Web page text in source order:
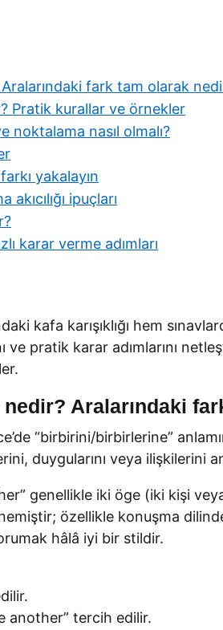
fark tam olarak
Pratik kurallar ve örnekler
noktalama nasıl olmalı?
yakalayın
ipuçları
karar verme adımları
kafa karışıklığı hem
ve pratik karar adımlarını
Aralarındaki
“birbirini/birbirlerine”
duygularını veya ilişkilerini
genellikle iki öge (iki kişi
özellikle konuşma
hâlâ iyi bir stildir.
another” tercih edilir.